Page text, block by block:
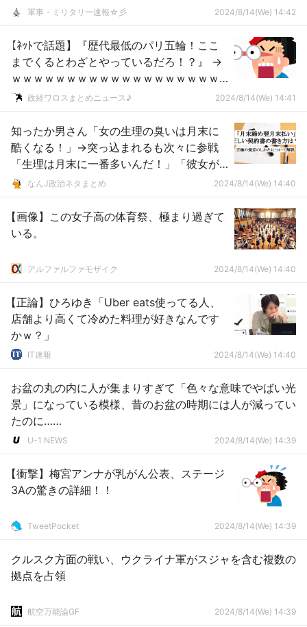
軍事・ミリタリー速報☆彡 2024/8/14(We) 14:42
【ﾈｯﾄで話題】『歴代最低のパリ五輪！ここ
までくるとわざとやっているだろ！？』 →
ｗｗｗｗｗｗｗｗｗｗｗｗｗｗｗｗｗｗｗ
ｗｗｗｗｗｗｗｗ
政経ワロスまとめニュース♪ 2024/8/14(We) 14:41
知ったか男さん「女の生理の臭いは月末に
酷くなる！」→突っ込まれるも次々に参戦
「生理は月末に一番多いんだ！」「彼女が
月末に多いって言ってた！」「お母さん
なんJ政治ネタまとめ 2024/8/14(We) 14:40
【画像】この女子高の体育祭、極まり過ぎて
いる。
アルファルファモザイク 2024/8/14(We) 14:40
【正論】ひろゆき「Uber eats使ってる人、
店舗より高くて冷めた料理が好きなんです
かｗ？」
IT速報 2024/8/14(We) 14:40
お盆の丸の内に人が集まりすぎて「色々な意味でやばい光
景」になっている模様、昔のお盆の時期には人が減ってい
たのに……
U-1 NEWS 2024/8/14(We) 14:39
【衝撃】梅宮アンナが乳がん公表、ステージ
3Aの驚きの詳細！！
TweetPocket 2024/8/14(We) 14:39
クルスク方面の戦い、ウクライナ軍がスジャを含む複数の
拠点を占領
航空万能論GF 2024/8/14(We) 14:39